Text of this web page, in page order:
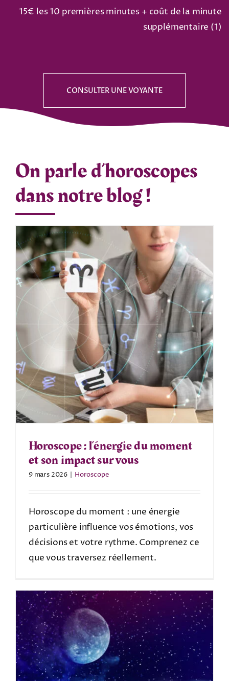
15€ les 10 premières minutes + coût de la minute
supplémentaire (1)
CONSULTER UNE VOYANTE
On parle d’horoscopes
dans notre blog !
Horoscope : l’énergie du moment
et son impact sur vous
9 mars 2026 | Horoscope
Horoscope du moment : une énergie
particulière influence vos émotions, vos
décisions et votre rythme. Comprenez ce
que vous traversez réellement.